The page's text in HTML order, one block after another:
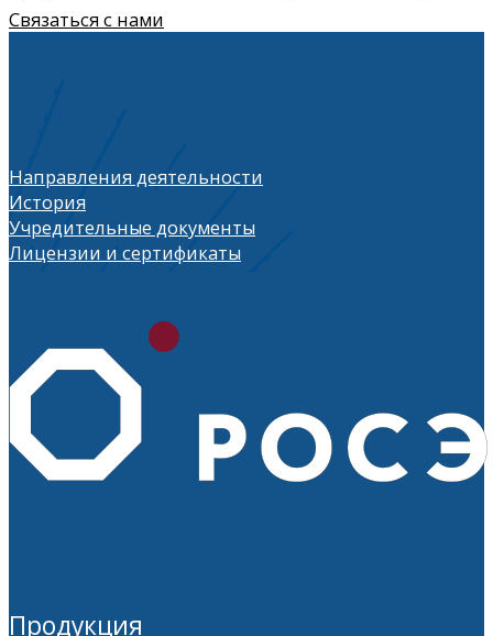
Связаться с нами
Направления деятельности
История
Учредительные документы
Лицензии и сертификаты
Продукция